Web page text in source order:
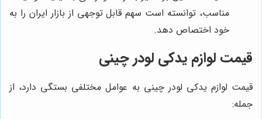
مناسب، توانسته است سهم قابل توجهی از بازار ایران را به
خود اختصاص دهد.
قیمت لوازم یدکی لودر چینی
قیمت لوازم یدکی لودر چینی به عوامل مختلفی بستگی دارد، از
جمله: